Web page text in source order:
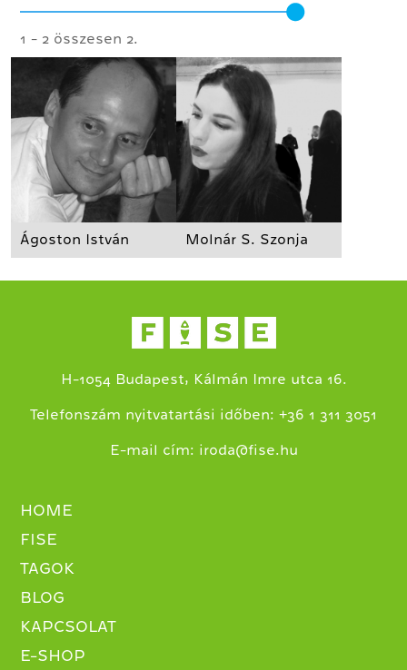
1 - 2 összesen 2.
Ágoston István Molnár S. Szonja
H-1054 Budapest, Kálmán Imre utca 16.
Telefonszám nyitvatartási időben: +36 1 311 3051
E-mail cím: iroda@fise.hu
HOME
FISE
TAGOK
BLOG
KAPCSOLAT
E-SHOP